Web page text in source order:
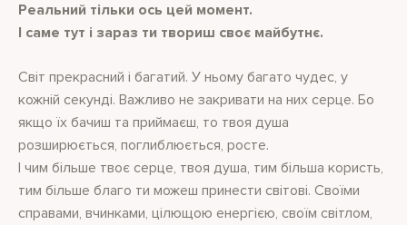
Реальний тільки ось цей момент.
І саме тут і зараз ти твориш своє майбутнє.
Світ прекрасний і багатий. У ньому багато чудес, у
кожній секунді. Важливо не закривати на них серце. Бо
якщо їх бачиш та приймаєш, то твоя душа
розширюється, поглиблюється, росте.
І чим більше твоє серце, твоя душа, тим більша користь,
тим більше благо ти можеш принести світові. Своїми
справами, вчинками, цілющою енергією, своїм світлом,